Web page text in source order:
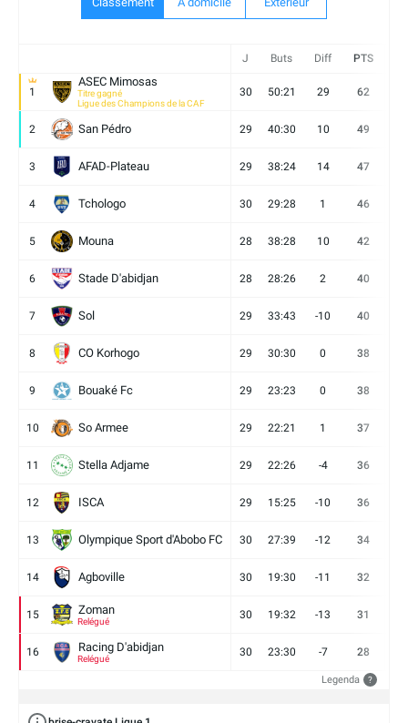
J Buts Diff PTS
1
ASEC Mimosas
Titre gagné
Ligue des Champions de la CAF
30 50:21 29 62
2 San Pédro 29 40:30 10 49
3 AFAD-Plateau 29 38:24 14 47
4 Tchologo 30 29:28 1 46
5 Mouna 28 38:28 10 42
6 Stade D'abidjan 28 28:26 2 40
7 Sol 29 33:43 -10 40
8 CO Korhogo 29 30:30 0 38
9 Bouaké Fc 29 23:23 0 38
10 So Armee 29 22:21 1 37
11 Stella Adjame 29 22:26 -4 36
12 ISCA 29 15:25 -10 36
13 Olympique Sport d'Abobo FC 30 27:39 -12 34
14 Agboville 30 19:30 -11 32
15 Zoman
Relégué
30 19:32 -13 31
16 Racing D'abidjan
Relégué
30 23:30 -7 28
Legenda ?